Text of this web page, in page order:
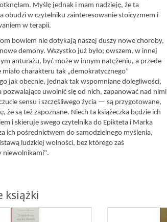
Myślę jednak i mam nadzieję, że ta
obudzi w czytelniku zainteresowanie stoicyzmem i
w terapii.
bowiem nie dotykają naszej duszy nowe choroby,
demony. Wszystko już było; owszem, w innej
anturażu, być może w innym natężeniu, a przede
charakteru tak „demokratycznego”
jak obecnie, jednak tak wspomniane dolegliwości,
pozwalające uwolnić się od nich, zapanować nad nimi
sensu i szczęśliwego życia — są przygotowane,
że są też zapoznane. Niech ta książeczka będzie ich
i skieruje swego czytelnika do Epikteta i Marka
ich pośrednictwem do samodzielnego myślenia,
ludzkiej wolności, bez którego zaś
niewolnikami".
książki